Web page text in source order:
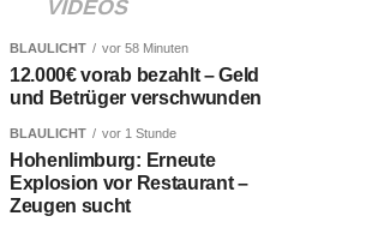
VIDEOS
BLAULICHT vor 58 Minuten
12.000€ vorab bezahlt – Geld
und Betrüger verschwunden
BLAULICHT vor 1 Stunde
Hohenlimburg: Erneute
Explosion vor Restaurant –
Zeugen sucht